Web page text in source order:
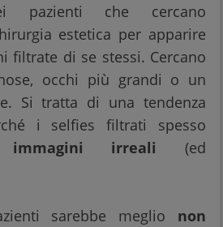
pazienti che cercano
estetica per apparire
filtrate di se stessi. Cercano
occhi più grandi o un
Si tratta di una tendenza
i selfies filtrati spesso
immagini irreali (ed
sarebbe meglio non